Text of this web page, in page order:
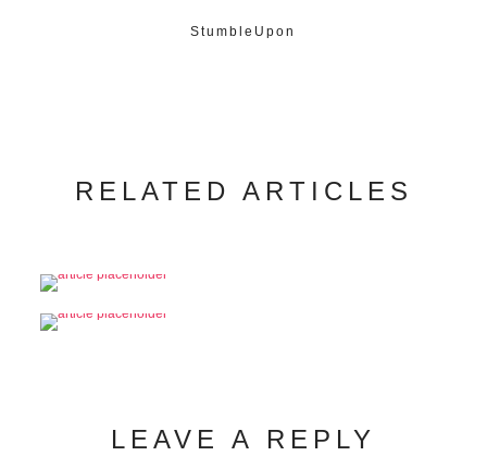
StumbleUpon
RELATED ARTICLES
LEAVE A REPLY